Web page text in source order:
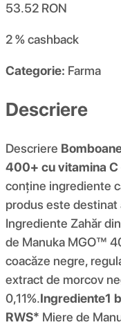
53.52 RON
2 %cashback
Categorie: Farma
Descriere
Descriere
400+ cu vitamina C
conține ingrediente
produs este destinat
Ingrediente Zahăr
de Manuka MGO™
coacăze negre,
extract de morcov
0,11%.Ingrediente1
RWS* Miere de